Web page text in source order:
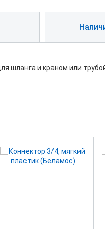
шланга и краном или